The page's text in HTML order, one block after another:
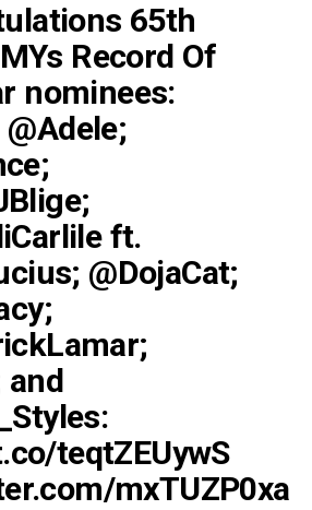
65th
Record Of
nominees:
@Adele;
;
;
ft.
; @DojaCat;
;
and
:
teqtZEUywS
mxTUZP0xaC